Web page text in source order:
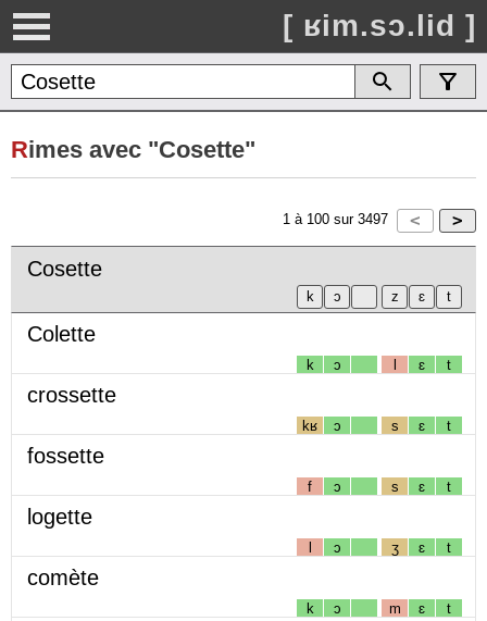
[ ʁim.sɔ.lid ]
Rimes avec "Cosette"
1 à 100 sur 3497
Cosette
Colette
k ɔ l ɛ t
crossette
kʁ ɔ s ɛ t
fossette
f ɔ s ɛ t
logette
l ɔ ʒ ɛ t
comète
k ɔ m ɛ t